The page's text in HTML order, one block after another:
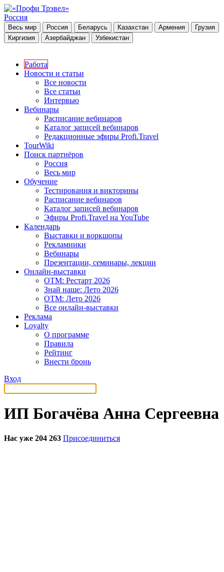
Россия
Весь мир Россия Беларусь Казахстан Армения
Грузия
Киргизия
Азербайджан Узбекистан
Работа
Новости и статьи
Все новости
Все статьи
Интервью
Вебинары
Расписание вебинаров
Каталог записей вебинаров
Редакционные эфиры Profi.Travel
TourWiki
Поиск партнёров
Россия
Весь мир
Обучение
Тестирования и викторины
Расписание вебинаров
Каталог записей вебинаров
Эфиры Profi.Travel на YouTube
Календарь
Выставки и воркшопы
Рекламники
Вебинары
Презентации, семинары, лекции
Онлайн-выставки
OTM: Рестарт 2026
Знай наше: Лето 2026
OTM: Лето 2026
Все онлайн-выставки
Реклама
Loyalty
О программе
Правила
Рейтинг
Внести бронь
Вход
ИП Богачëва Анна Сергеевна
Нас уже 204 263 Присоединиться